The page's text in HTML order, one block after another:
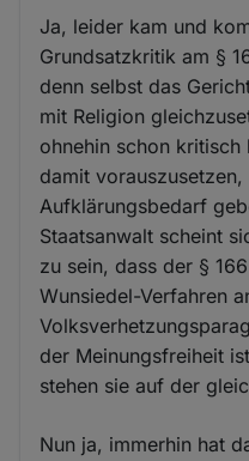
Ja, leider kam und
Grundsatzkritik am §
denn selbst das
mit Religion
ohnehin schon
damit
Aufklärungsbedarf
Staatsanwalt scheint
zu sein, dass der §
Wunsiedel-Verfahren
der Meinungsfreiheit
stehen sie auf der
Nun ja, immerhin hat